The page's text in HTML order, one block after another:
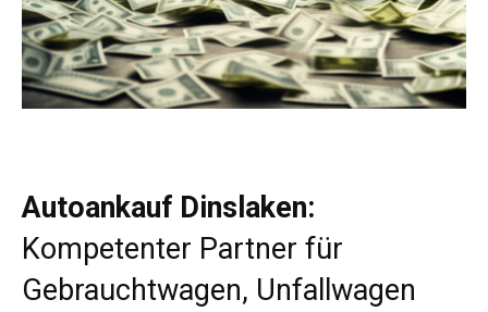
Autoankauf Dinslaken:
Kompetenter Partner für
Gebrauchtwagen, Unfallwagen